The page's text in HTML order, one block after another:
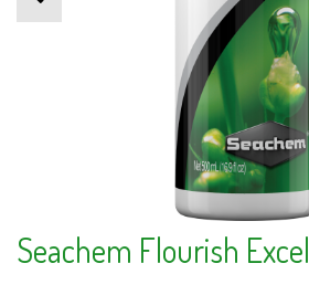
Seachem Flourish Excel